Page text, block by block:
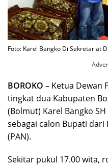
Foto: Karel Bangko Di Sekretariat
BOROKO – Ketua Dewan
tingkat dua Kabupaten
(Bolmut) Karel Bangko
sebagai calon Bupati
(PAN).
Sekitar pukul 17.00 wita,